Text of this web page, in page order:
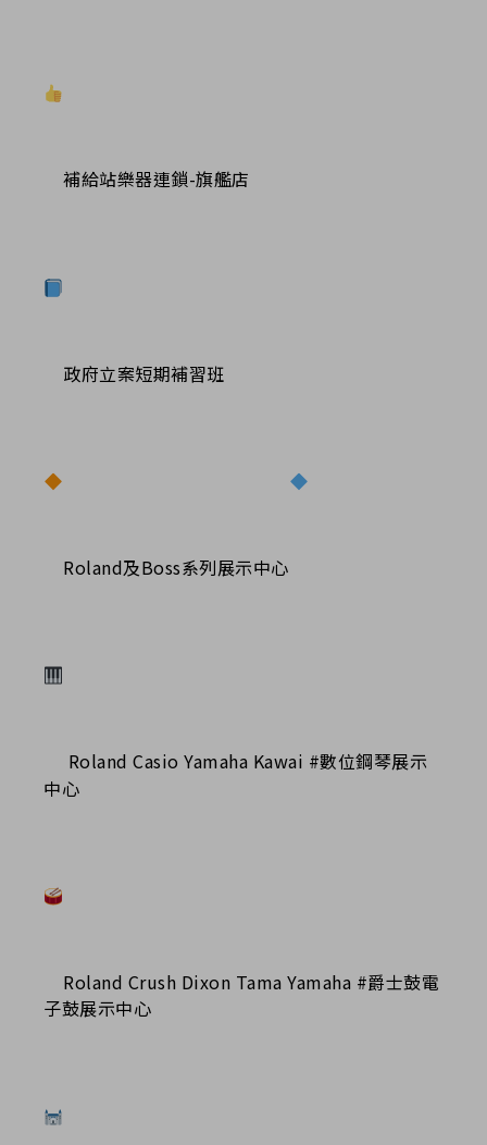
補給站樂器連鎖-旗艦店
政府立案短期補習班
Roland及Boss系列展示中心
Roland Casio Yamaha Kawai #數位鋼琴展示
中心
Roland Crush Dixon Tama Yamaha #爵士鼓電
子鼓展示中心